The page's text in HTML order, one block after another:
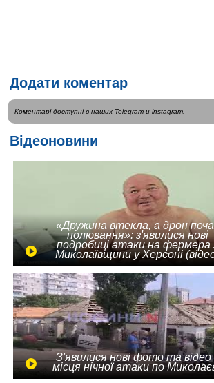
Додати коментар
Коментарі доступні в наших Telegramи instagram.
Відеоновини
«Дружина втекла, а дрон
полювання»: з'явилися нові
подробиці атаки на фермера
Миколаївщини у Херсоні
З'явилися нові фото та відео
місця нічної атаки по